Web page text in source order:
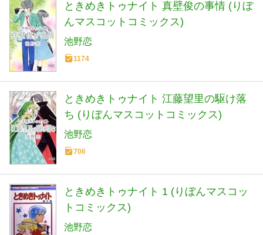
ときめきトゥナイト 真壁俊の事情 (りぼ
んマスコットコミックス)
池野恋
1174
ときめきトゥナイト 江藤望里の駆け落
ち (りぼんマスコットコミックス)
池野恋
706
ときめきトゥナイト 1 (りぼんマスコッ
トコミックス)
池野恋